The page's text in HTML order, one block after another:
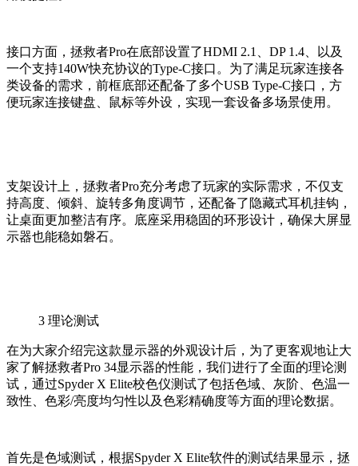
接口方面，拯救者Pro在底部设置了HDMI 2.1、DP 1.4、以及
一个支持140W快充协议的Type-C接口。为了满足玩家连接各
类设备的需求，前框底部还配备了多个USB Type-C接口，方
便玩家连接键盘、鼠标等外设，实现一套设备多场景使用。
支架设计上，拯救者Pro充分考虑了玩家的实际需求，不仅支
持高度、倾斜、旋转多角度调节，还配备了隐藏式耳机挂钩，
让桌面更加整洁有序。底座采用稳固的环形设计，确保大屏显
示器也能稳如磐石。
3 理论测试
在为大家介绍完这款显示器的外观设计后，为了更客观地让大
家了解拯救者Pro 34显示器的性能，我们进行了全面的理论测
试，通过Spyder X Elite校色仪测试了包括色域、灰阶、色温一
致性、色彩/亮度均匀性以及色彩精确度等方面的理论数据。
首先是色域测试，根据Spyder X Elite软件的测试结果显示，拯